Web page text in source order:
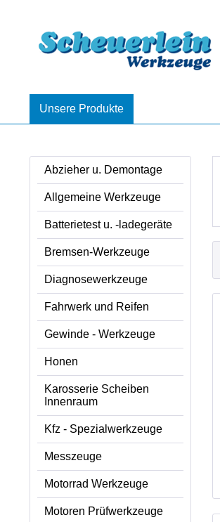
Unsere Produkte
Abzieher u. Demontage
Allgemeine Werkzeuge
Batterietest u. -ladegeräte
Bremsen-Werkzeuge
Diagnosewerkzeuge
Fahrwerk und Reifen
Gewinde - Werkzeuge
Honen
Karosserie Scheiben
Innenraum
Kfz - Spezialwerkzeuge
Messzeuge
Motorrad Werkzeuge
Motoren Prüfwerkzeuge